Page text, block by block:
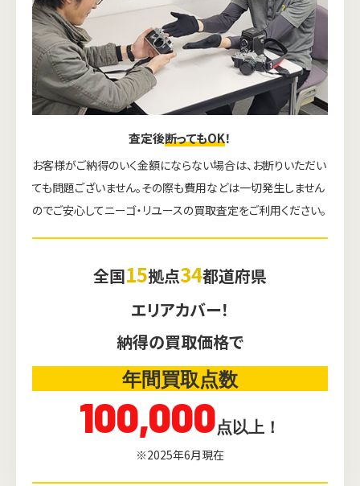
査定後断ってもOK！
お客様がご納得のいく金額にならない場合は、お断りいただい
ても問題ございません。その際も費用などは一切発生しません
のでご安心してニーゴ・リユースの買取査定をご利用ください。
全国15拠点34都道府県
エリアカバー！
納得の買取価格で
年間買取点数
100,000点以上！
※2025年6月現在